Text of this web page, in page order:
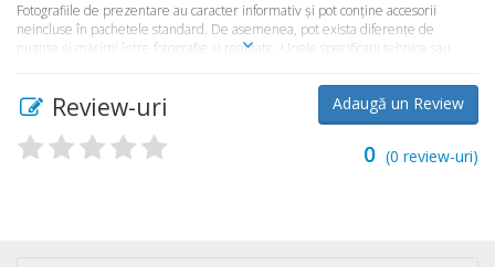
Fotografiile de prezentare au caracter informativ şi pot conţine accesorii
neincluse în pachetele standard. De asemenea, pot exista diferenţe de
nuanţe şi mărimi între fotografie şi realitate. Unele specificaţii tehnice sau
de operare. Toate produsele şi promoţiile prezente în magazinul
Market365.ro sunt valabile în limita stocului disponibil.
Review-uri Adaugă un Review
0 (0 review-uri)